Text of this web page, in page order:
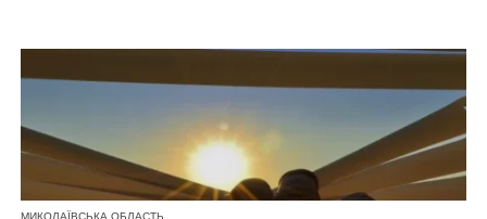
МИКОЛАЇВСЬКА ОБЛАСТЬ